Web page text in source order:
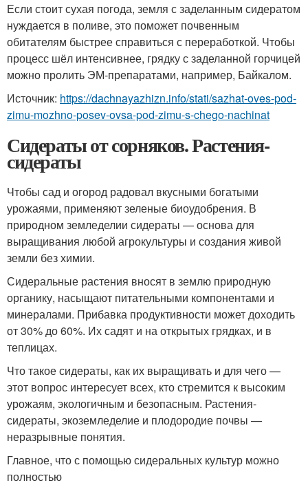
Если стоит сухая погода, земля с заделанным сидератом
нуждается в поливе, это поможет почвенным
обитателям быстрее справиться с переработкой. Чтобы
процесс шёл интенсивнее, грядку с заделанной горчицей
можно пролить ЭМ-препаратами, например, Байкалом.
Источник: https://dachnayazhizn.info/stati/sazhat-oves-pod-
zimu-mozhno-posev-ovsa-pod-zimu-s-chego-nachinat
Сидераты от сорняков. Растения-
сидераты
Чтобы сад и огород радовал вкусными богатыми
урожаями, применяют зеленые биоудобрения. В
природном земледелии сидераты — основа для
выращивания любой агрокультуры и создания живой
земли без химии.
Сидеральные растения вносят в землю природную
органику, насыщают питательными компонентами и
минералами. Прибавка продуктивности может доходить
от 30% до 60%. Их садят и на открытых грядках, и в
теплицах.
Что такое сидераты, как их выращивать и для чего —
этот вопрос интересует всех, кто стремится к высоким
урожаям, экологичным и безопасным. Растения-
сидераты, экоземледелие и плодородие почвы —
неразрывные понятия.
Главное, что с помощью сидеральных культур можно
полностью